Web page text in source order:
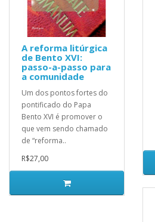
A reforma litúrgica
de Bento XVI:
passo-a-passo para
a comunidade
Um dos pontos fortes do
pontificado do Papa
Bento XVI é promover o
que vem sendo chamado
de “reforma..
R$27,00